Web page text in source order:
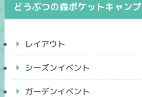
どうぶつの森ポケットキャンプ
レイアウト
シーズンイベント
ガーデンイベント